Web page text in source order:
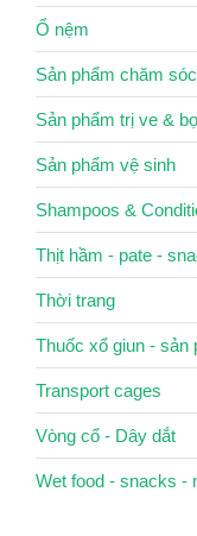
Ổ nệm
Sản phẩm chăm sóc
Sản phẩm trị ve &
Sản phẩm vệ sinh
Shampoos &
Thịt hầm - pate -
Thời trang
Thuốc xổ giun - sản
Transport cages
Vòng cổ - Dây dắt
Wet food - snacks -